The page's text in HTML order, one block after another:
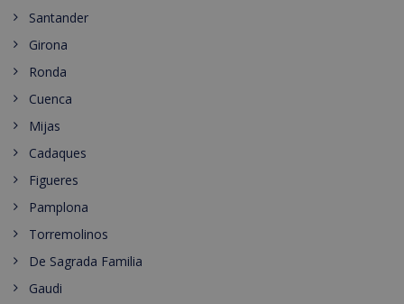
Santander
Girona
Ronda
Cuenca
Mijas
Cadaques
Figueres
Pamplona
Torremolinos
De Sagrada Familia
Gaudi